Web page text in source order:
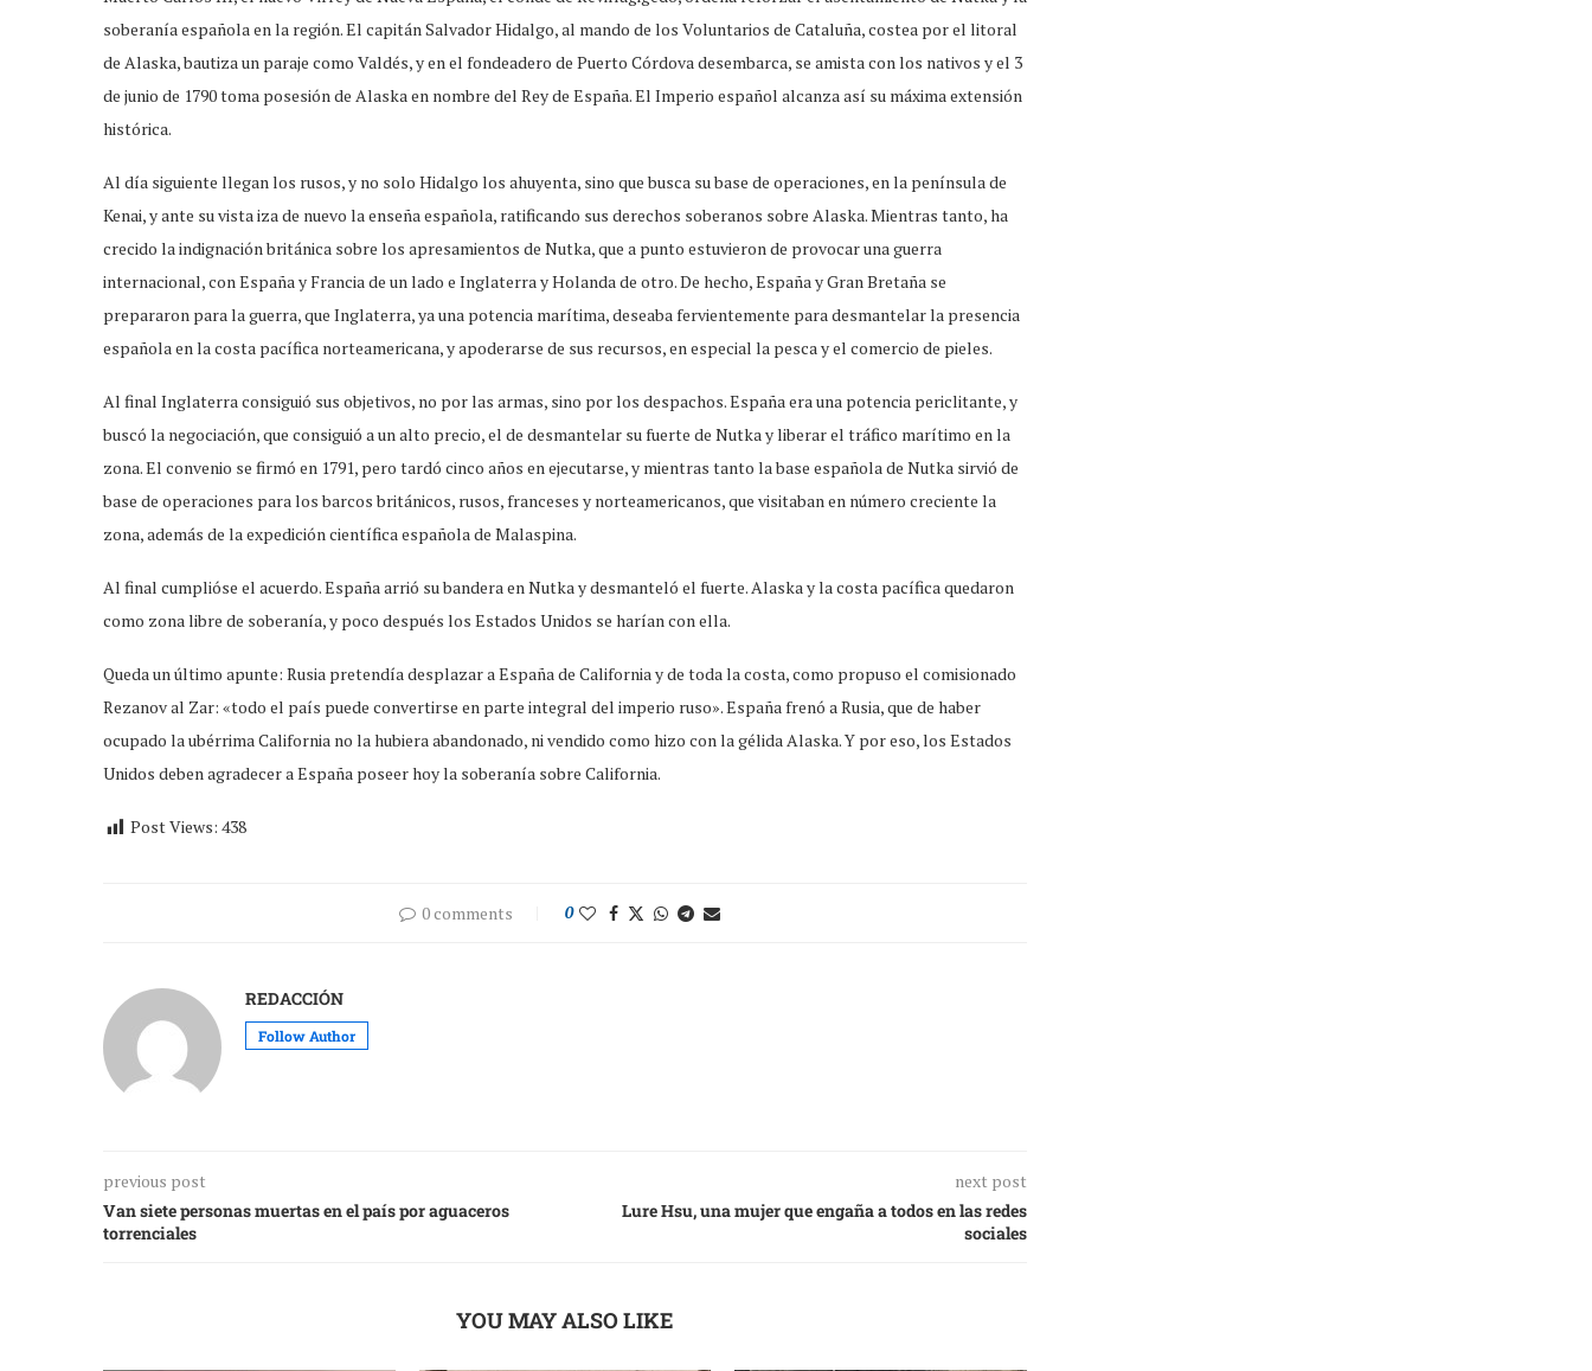
soberanía española en la región. El capitán Salvador Hidalgo, al mando de los Voluntarios de Cataluña, costea por el litoral
de Alaska, bautiza un paraje como Valdés, y en el fondeadero de Puerto Córdova desembarca, se amista con los nativos y el 3
de junio de 1790 toma posesión de Alaska en nombre del Rey de España. El Imperio español alcanza así su máxima extensión
histórica.
Al día siguiente llegan los rusos, y no solo Hidalgo los ahuyenta, sino que busca su base de operaciones, en la península de
Kenai, y ante su vista iza de nuevo la enseña española, ratificando sus derechos soberanos sobre Alaska. Mientras tanto, ha
crecido la indignación británica sobre los apresamientos de Nutka, que a punto estuvieron de provocar una guerra
internacional, con España y Francia de un lado e Inglaterra y Holanda de otro. De hecho, España y Gran Bretaña se
prepararon para la guerra, que Inglaterra, ya una potencia marítima, deseaba fervientemente para desmantelar la presencia
española en la costa pacífica norteamericana, y apoderarse de sus recursos, en especial la pesca y el comercio de pieles.
Al final Inglaterra consiguió sus objetivos, no por las armas, sino por los despachos. España era una potencia periclitante, y
buscó la negociación, que consiguió a un alto precio, el de desmantelar su fuerte de Nutka y liberar el tráfico marítimo en la
zona. El convenio se firmó en 1791, pero tardó cinco años en ejecutarse, y mientras tanto la base española de Nutka sirvió de
base de operaciones para los barcos británicos, rusos, franceses y norteamericanos, que visitaban en número creciente la
zona, además de la expedición científica española de Malaspina.
Al final cumplióse el acuerdo. España arrió su bandera en Nutka y desmanteló el fuerte. Alaska y la costa pacífica quedaron
como zona libre de soberanía, y poco después los Estados Unidos se harían con ella.
Queda un último apunte: Rusia pretendía desplazar a España de California y de toda la costa, como propuso el comisionado
Rezanov al Zar: «todo el país puede convertirse en parte integral del imperio ruso». España frenó a Rusia, que de haber
ocupado la ubérrima California no la hubiera abandonado, ni vendido como hizo con la gélida Alaska. Y por eso, los Estados
Unidos deben agradecer a España poseer hoy la soberanía sobre California.
Post Views: 438
0 comments 0
REDACCIÓN
Follow Author
previous post
Van siete personas muertas en el país por aguaceros
torrenciales
next post
Lure Hsu, una mujer que engaña a todos en las redes
sociales
YOU MAY ALSO LIKE